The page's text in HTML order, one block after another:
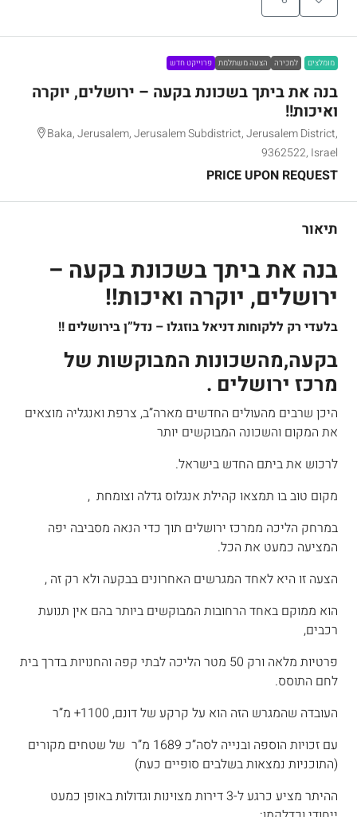
מומלצים למכירה הצעה משתלמת פרוייקט חדש
בנה את ביתך בשכונת בקעה – ירושלים, יוקרה
ואיכות!!
Baka, Jerusalem, Jerusalem Subdistrict, Jerusalem District,
9362522, Israel
PRICE UPON REQUEST
תיאור
בנה את ביתך בשכונת בקעה –
ירושלים, יוקרה ואיכות!!
בלעדי רק ללקוחות דניאל בוזגלו – נדל”ן בירושלים !!
בקעה,מהשכונות המבוקשות של
מרכז ירושלים .
היכן שרבים מהעולים החדשים מארה”ב, צרפת ואנגליה מוצאים
את המקום והשכונה המבוקשים יותר
לרכוש את ביתם החדש בישראל.
מקום טוב בו תמצאו קהילת אנגלוס גדלה וצומחת ,
במרחק הליכה ממרכז ירושלים תוך כדי הנאה מסביבה יפה
המציעה כמעט את הכל.
הצעה זו היא לאחד המגרשים האחרונים בבקעה ולא רק זה ,
הוא ממוקם באחד הרחובות המבוקשים ביותר בהם אין תנועת
רכבים,
פרטיות מלאה ורק 50 מטר הליכה לבתי קפה והחנויות בדרך בית
לחם התוסס.
העובדה שהמגרש הזה הוא על קרקע של דונם, 1100+ מ”ר
עם זכויות הוספה ובנייה לסה”כ 1689 מ”ר של שטחים מקורים
(התוכניות נמצאות בשלבים סופיים כעת)
ההיתר מציע כרגע ל-3 דירות מצוינות וגדולות באופן כמעט